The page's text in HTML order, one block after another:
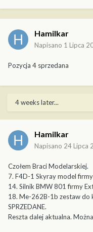
Hamilkar
Napisano 1 Lipca
Pozycja 4 sprzedana
4 weeks later...
Hamilkar
Napisano 24 Lipca
Czołem Braci Modelarskiej.
7. F4D-1 Skyray model
14. Silnik BMW 801 firmy
18. Me-262B-1b zestaw do
SPRZEDANE.
Reszta dalej aktualna.